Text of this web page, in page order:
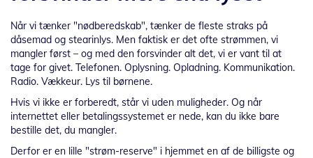
Når vi tænker "nødberedskab", tænker de fleste straks på
dåsemad og stearinlys. Men faktisk er det ofte strømmen, vi
mangler først – og med den forsvinder alt det, vi er vant til at
tage for givet. Telefonen. Oplysning. Opladning. Kommunikation.
Radio. Vækkeur. Lys til børnene.
Hvis vi ikke er forberedt, står vi uden muligheder. Og når
internettet eller betalingssystemet er nede, kan du ikke bare
bestille det, du mangler.
Derfor er en lille "strøm-reserve" i hjemmet en af de billigste og